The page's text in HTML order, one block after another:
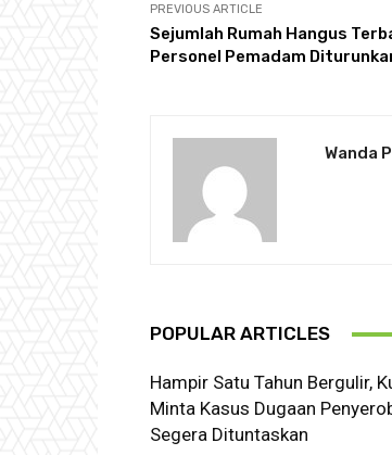
PREVIOUS ARTICLE
Sejumlah Rumah Hangus
Personel Pemadam
Wanda
POPULAR ARTICLES
Hampir Satu Tahun Bergulir,
Minta Kasus Dugaan
Segera Dituntaskan